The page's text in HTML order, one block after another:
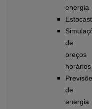
energia
de
preços
horários
de
energia